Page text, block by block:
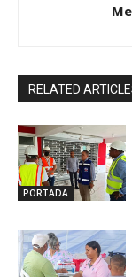
RELATED
PORTADA